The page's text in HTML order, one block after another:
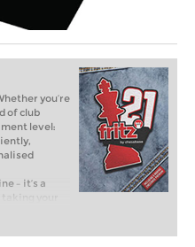
you’re
of club
level:
– it’s a
your
or already
you can
with a